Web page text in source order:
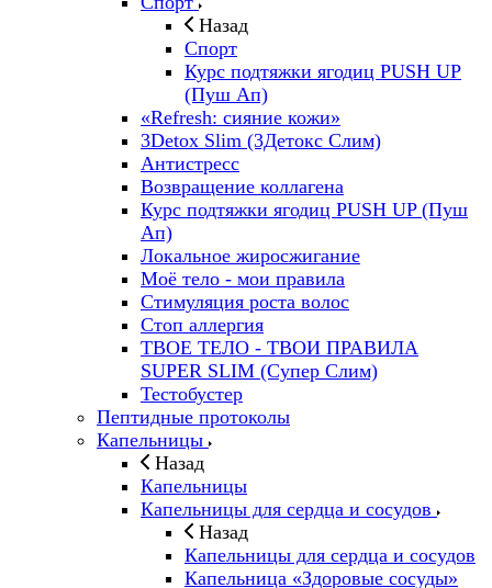
Назад
Спорт
Курс подтяжки ягодиц PUSH UP
(Пуш Ап)
«Refresh: сияние кожи»
3Detox Slim (3Детокс Слим)
Антистресс
Возвращение коллагена
Курс подтяжки ягодиц PUSH UP (Пуш
Ап)
Локальное жиросжигание
Моё тело - мои правила
Стимуляция роста волос
Стоп аллергия
ТВОЕ ТЕЛО - ТВОИ ПРАВИЛА
SUPER SLIM (Супер Слим)
Тестобустер
Пептидные протоколы
Капельницы
Назад
Капельницы
Капельницы для сердца и сосудов
Назад
Капельницы для сердца и сосудов
Капельница «Здоровые сосуды»